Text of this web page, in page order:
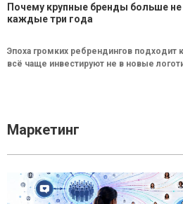
Почему крупные бренды больше
каждые три года
Эпоха громких ребрендингов подходит
всё чаще инвестируют не в новые
Маркетинг